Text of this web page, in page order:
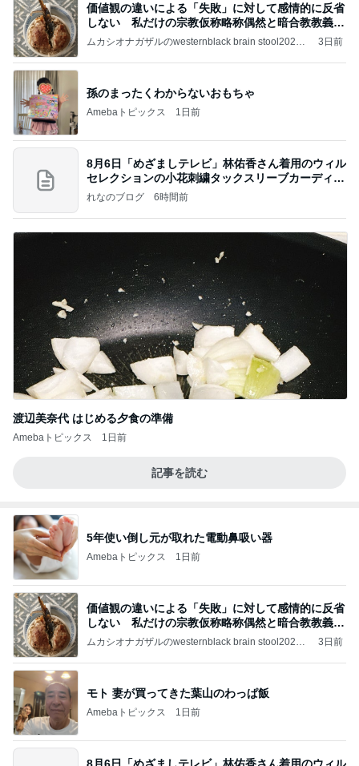
価値観の違いによる「失敗」に対して感情的に反省
しない 私だけの宗教仮称略称偶然と暗合教教義候
補
ムカシオナガザルのwesternblack brain stool2024
ガザル
3日前
孫のまったくわからないおもちゃ
Amebaトピックス 1日前
8月6日「めざましテレビ」林佑香さん着用のウィル
セレクションの小花刺繍タックスリーブカーディガ
ン
れなのブログ 6時間前
渡辺美奈代 はじめる夕食の準備
Amebaトピックス 1日前
記事を読む
5年使い倒し元が取れた電動鼻吸い器
Amebaトピックス 1日前
価値観の違いによる「失敗」に対して感情的に反省
しない 私だけの宗教仮称略称偶然と暗合教教義候
補
ムカシオナガザルのwesternblack brain stool2024
ガザル
3日前
モト 妻が買ってきた葉山のわっぱ飯
Amebaトピックス 1日前
8月6日「めざましテレビ」林佑香さん着用のウィル